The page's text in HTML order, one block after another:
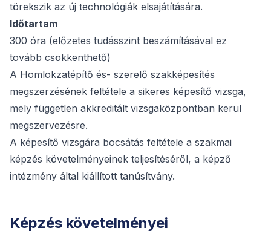
törekszik az új technológiák elsajátítására.
Időtartam
300 óra (előzetes tudásszint beszámításával ez
tovább csökkenthető)
A Homlokzatépítő és- szerelő szakképesítés
megszerzésének feltétele a sikeres képesítő vizsga,
mely független akkreditált vizsgaközpontban kerül
megszervezésre.
A képesítő vizsgára bocsátás feltétele a szakmai
képzés követelményeinek teljesítéséről, a képző
intézmény által kiállított tanúsítvány.
Képzés követelményei